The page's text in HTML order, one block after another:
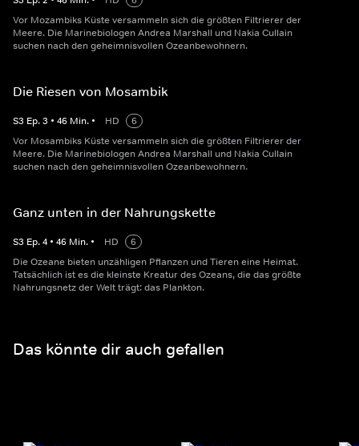
Vor Mozambiks Küste versammeln sich die größten Filtrierer der
Meere. Die Marinebiologen Andrea Marshall und Nakia Cullain
suchen nach den geheimnisvollen Ozeanbewohnern.
Die Riesen von Mosambik
S3 Ep.3 • 46 Min. • HD
6
Vor Mo­sam­biks Küste versammeln sich die größten Filtrierer der
Meere. Die Marinebiologen Andrea Marshall und Nakia Cullain
suchen nach den geheimnisvollen Ozeanbewohnern.
Ganz unten in der Nahrungskette
S3 Ep.4 • 46 Min. • HD
6
Die Ozeane bieten unzähligen Pflanzen und Tieren eine Heimat.
Tatsächlich ist es die kleinste Kreatur des Ozeans, die das größte
Nahrungsnetz der Welt trägt: das Plankton.
Das könnte dir auch gefallen